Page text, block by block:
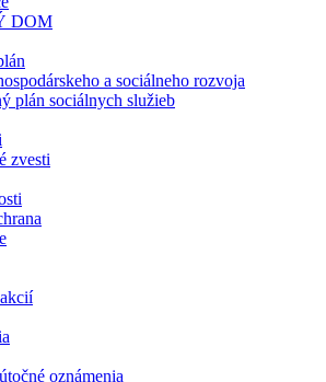
DOM
a sociálneho rozvoja
plán sociálnych služieb
zvesti
oznámenia